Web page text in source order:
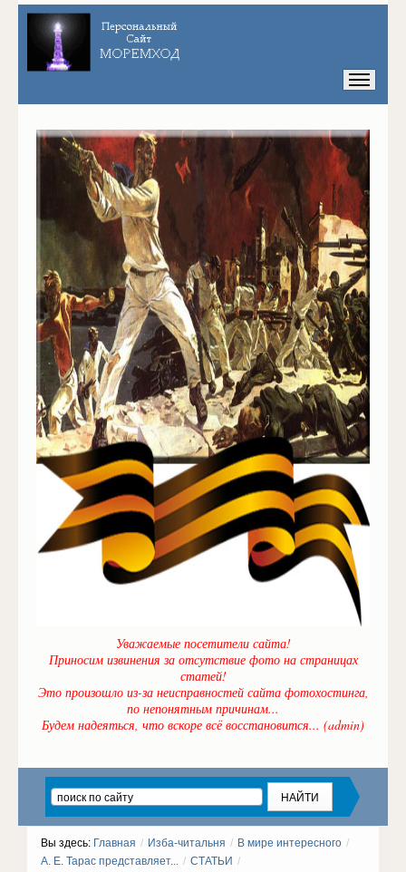
Уважаемые посетители сайта!
Приносим извинения за отсутствие фото на страницах
статей!
Это произошло из-за неисправностей сайта фотохостинга,
по непонятным причинам...
Будем надеяться, что вскоре всё восстановится... (admin)
Вы здесь: Главная / Изба-читальня / В мире интересного /
А. Е. Тарас представляет... / СТАТЬИ /